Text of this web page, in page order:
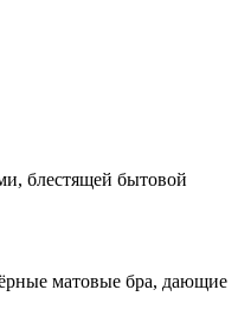
блестящей бытовой
матовые бра, дающие